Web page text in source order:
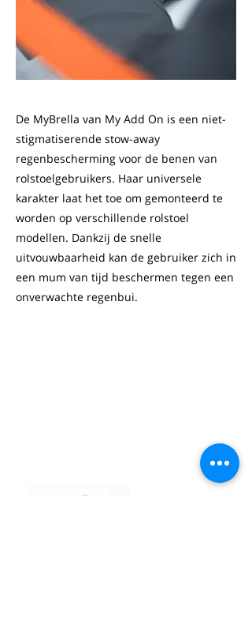
De MyBrella van My Add On is een niet-
stigmatiserende stow-away
regenbescherming voor de benen van
rolstoelgebruikers. Haar universele
karakter laat het toe om gemonteerd te
worden op verschillende rolstoel
modellen. Dankzij de snelle
uitvouwbaarheid kan de gebruiker zich in
een mum van tijd beschermen tegen een
onverwachte regenbui.